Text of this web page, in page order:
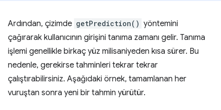
Ardından, çizimde getPrediction() yöntemini
çağırarak kullanıcının girişini tanıma zamanı gelir. Tanıma
işlemi genellikle birkaç yüz milisaniyeden kısa sürer. Bu
nedenle, gerekirse tahminleri tekrar tekrar
çalıştırabilirsiniz. Aşağıdaki örnek, tamamlanan her
vuruştan sonra yeni bir tahmin yürütür.